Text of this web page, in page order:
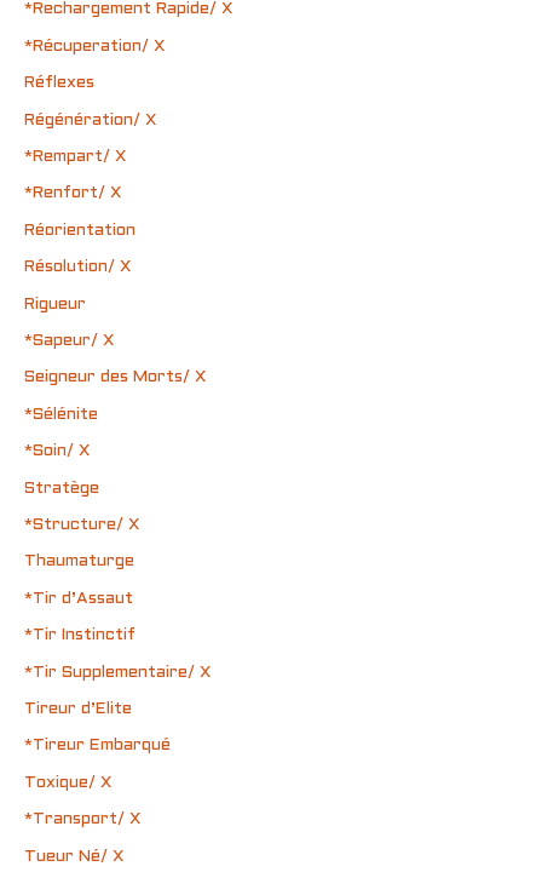
*Rechargement Rapide/ X
*Récuperation/ X
Réflexes
Régénération/ X
*Rempart/ X
*Renfort/ X
Réorientation
Résolution/ X
Rigueur
*Sapeur/ X
Seigneur des Morts/ X
*Sélénite
*Soin/ X
Stratège
*Structure/ X
Thaumaturge
*Tir d’Assaut
*Tir Instinctif
*Tir Supplementaire/ X
Tireur d’Elite
*Tireur Embarqué
Toxique/ X
*Transport/ X
Tueur Né/ X